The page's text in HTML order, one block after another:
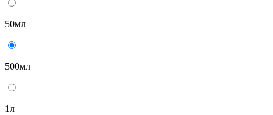
50мл
500мл
1л